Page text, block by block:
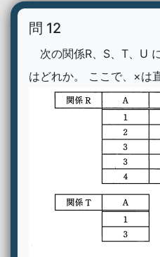
問 12
次の関係R、S、T、U
はどれか。 ここで、×は